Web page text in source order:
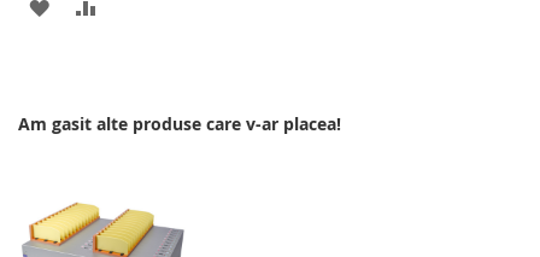
ADAUGATI
DE
Am gasit alte produse care v-ar placea!